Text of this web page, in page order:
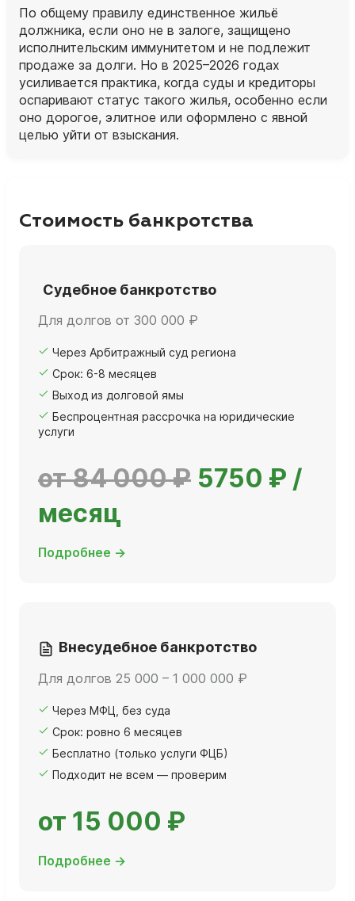
По общему правилу единственное жильё
должника, если оно не в залоге, защищено
исполнительским иммунитетом и не подлежит
продаже за долги. Но в 2025–2026 годах
усиливается практика, когда суды и кредиторы
оспаривают статус такого жилья, особенно если
оно дорогое, элитное или оформлено с явной
целью уйти от взыскания.
Стоимость банкротства
Судебное банкротство
Для долгов от 300 000 ₽
Через Арбитражный суд региона
Срок: 6-8 месяцев
Выход из долговой ямы
Беспроцентная рассрочка на юридические
услуги
от 84 000 ₽ 5750 ₽ /
месяц
Подробнее →
Внесудебное банкротство
Для долгов 25 000 – 1 000 000 ₽
Через МФЦ, без суда
Срок: ровно 6 месяцев
Бесплатно (только услуги ФЦБ)
Подходит не всем — проверим
от 15 000 ₽
Подробнее →